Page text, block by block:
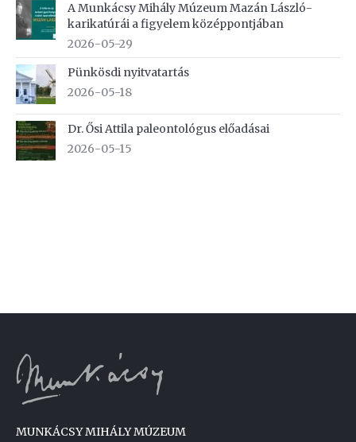
A Munkácsy Mihály Múzeum Mazán László-
karikatúrái a figyelem középpontjában
2026-05-29
Pünkösdi nyitvatartás
2026-05-18
Dr. Ősi Attila paleontológus előadásai
2026-05-15
MUNKÁCSY MIHÁLY MÚZEUM